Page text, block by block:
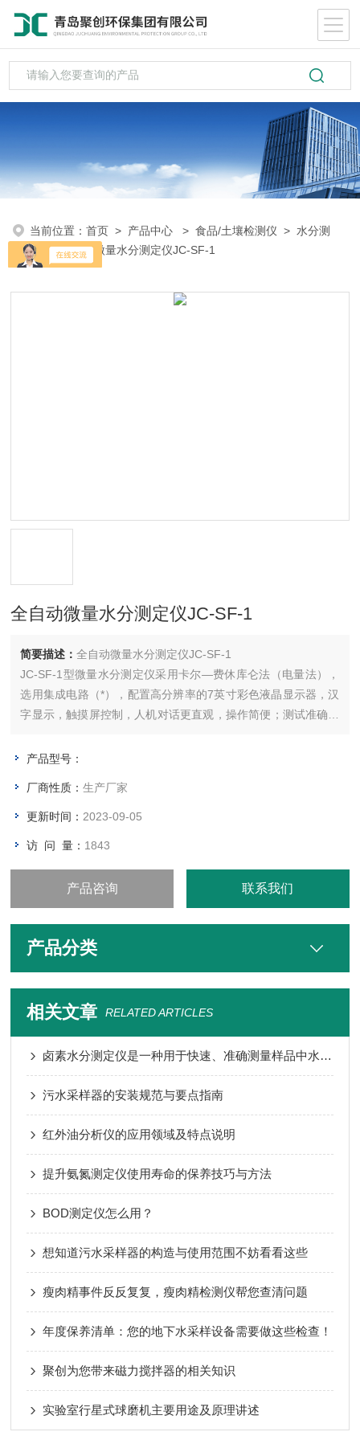
当前位置：首页 > 产品中心 >食品/土壤检测仪 > 水分测
定
> 全自动微量水分测定仪JC-SF-1
全自动微量水分测定仪JC-SF-1
简要描述：全自动微量水分测定仪JC-SF-1
JC-SF-1型微量水分测定仪采用卡尔—费休库仑法（电量法），
选用集成电路（*），配置高分辨率的7英寸彩色液晶显示器，汉
字显示，触摸屏控制，人机对话更直观，操作简便；测试准确；
创新、操作简便、实验快速、结果可靠、性能稳定，广泛应用于
械
产品型号：
厂商性质：生产厂家
更新时间： 2023-09-05
访 问 量： 1843
产品咨询 联系我们
产品分类
相关文章 RELATED ARTICLES
卤素水分测定仪是一种用于快速、准确测量样品中水分含量的仪器
污水采样器的安装规范与要点指南
红外油分析仪的应用领域及特点说明
提升氨氮测定仪使用寿命的保养技巧与方法
BOD测定仪怎么用？
想知道污水采样器的构造与使用范围不妨看看这些
瘦肉精事件反反复复，瘦肉精检测仪帮您查清问题
年度保养清单：您的地下水采样设备需要做这些检查！
聚创为您带来磁力搅拌器的相关知识
实验室行星式球磨机主要用途及原理讲述